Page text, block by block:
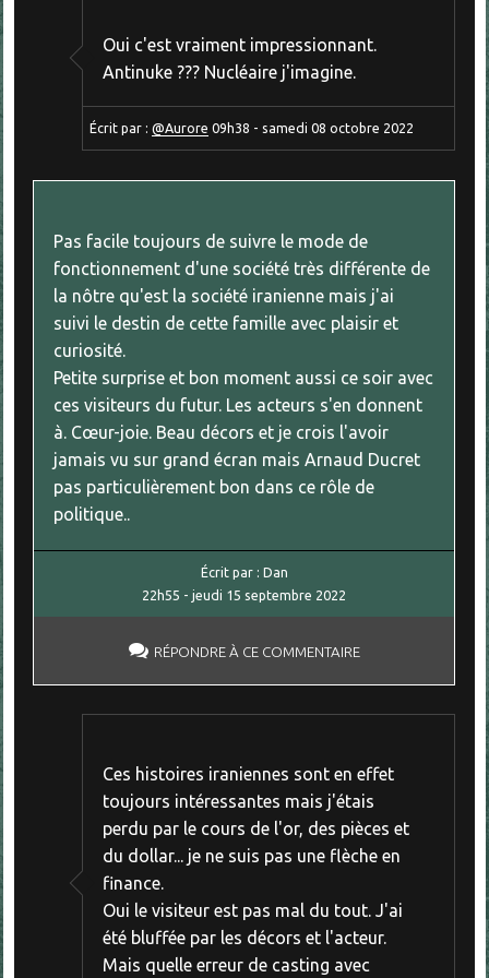
Oui c'est vraiment impressionnant.
Antinuke ??? Nucléaire j'imagine.
Écrit par :@Aurore 09h38 -samedi 08 octobre 2022
Pas facile toujours de suivre le mode de
fonctionnement d'une société très différente de
la nôtre qu'est la société iranienne mais j'ai
suivi le destin de cette famille avec plaisir et
curiosité.
Petite surprise et bon moment aussi ce soir avec
ces visiteurs du futur. Les acteurs s'en donnent
à. Cœur-joie. Beau décors et je crois l'avoir
jamais vu sur grand écran mais Arnaud Ducret
pas particulièrement bon dans ce rôle de
politique..
Écrit par : Dan
22h55 -jeudi 15 septembre 2022
RÉPONDRE À CE COMMENTAIRE
Ces histoires iraniennes sont en effet
toujours intéressantes mais j'étais
perdu par le cours de l'or, des pièces et
du dollar... je ne suis pas une flèche en
finance.
Oui le visiteur est pas mal du tout. J'ai
été bluffée par les décors et l'acteur.
Mais quelle erreur de casting avec